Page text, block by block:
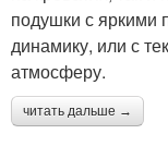
подушки с яркими
динамику, или с
атмосферу.
читать дальше →